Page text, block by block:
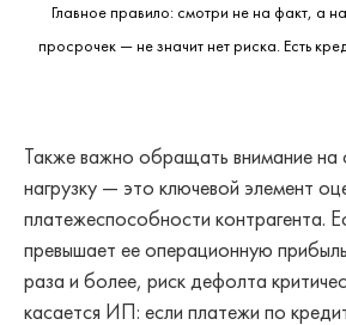
Главное правило: смотри не на факт, а
просрочек — не значит нет риска. Есть
Также важно обращать внимание
нагрузку — это ключевой элемент
платежеспособности контрагента.
превышает ее операционную
раза и более, риск дефолта
касается ИП: если платежи по